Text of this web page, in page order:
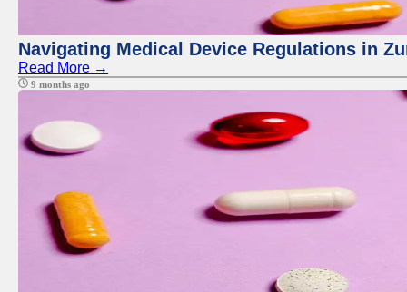
Navigating Medical Device Regulations in
Read More →
9 months ago